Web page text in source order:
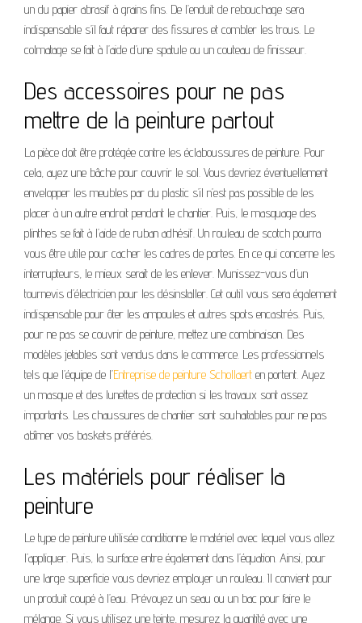
un du papier abrasif à grains fins. De l’enduit de rebouchage sera
indispensable s’il faut réparer des fissures et combler les trous. Le
colmatage se fait à l’aide d’une spatule ou un couteau de finisseur.
Des accessoires pour ne pas
mettre de la peinture partout
La pièce doit être protégée contre les éclaboussures de peinture. Pour
cela, ayez une bâche pour couvrir le sol. Vous devriez éventuellement
envelopper les meubles par du plastic s’il n’est pas possible de les
placer à un autre endroit pendant le chantier. Puis, le masquage des
plinthes se fait à l’aide de ruban adhésif. Un rouleau de scotch pourra
vous être utile pour cacher les cadres de portes. En ce qui concerne les
interrupteurs, le mieux serait de les enlever. Munissez-vous d’un
tournevis d’électricien pour les désinstaller. Cet outil vous sera également
indispensable pour ôter les ampoules et autres spots encastrés. Puis,
pour ne pas se couvrir de peinture, mettez une combinaison. Des
modèles jetables sont vendus dans le commerce. Les professionnels
tels que l’équipe de l’Entreprise de peinture Schollaert en portent. Ayez
un masque et des lunettes de protection si les travaux sont assez
importants. Les chaussures de chantier sont souhaitables pour ne pas
abîmer vos baskets préférés.
Les matériels pour réaliser la
peinture
Le type de peinture utilisée conditionne le matériel avec lequel vous allez
l’appliquer. Puis, la surface entre également dans l’équation. Ainsi, pour
une large superficie vous devriez employer un rouleau. Il convient pour
un produit coupé à l’eau. Prévoyez un seau ou un bac pour faire le
mélange. Si vous utilisez une teinte, mesurez la quantité avec une